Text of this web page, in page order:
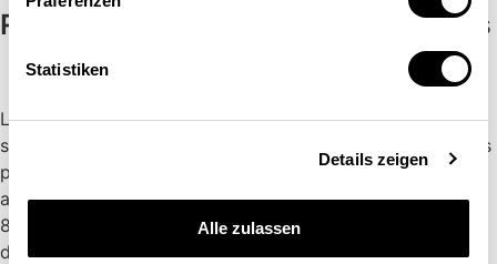
Statistiken
Details zeigen
Alle zulassen
Remboursements liés aux frontaliers
La coordination des différents systèmes de sécurité
sociale est ancrée dans l’Accord sur la libre circulation des
personnes (ALCP) qui lie la Suisse à l’UE. Depuis le 1er
avril 2012, elle se base sur le nouveau règlement (CE) n°
883/2004. Les frontaliers au chômage y font l’objet d’une
disposition déterminante qui prévoit que les États dans